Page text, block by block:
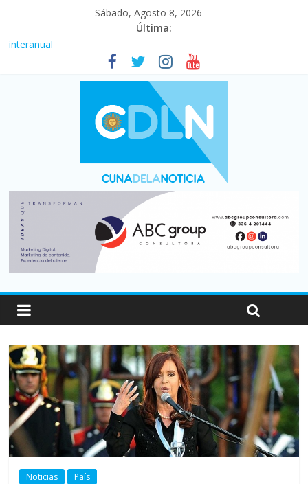
Sábado, Agosto 8, 2026
Última:
Fuerte caída de la venta de autos usados en julio: bajó un 12,6%
Central venció 1 a 0 al River de Coudet en el Monumental
La morosidad alcanzó su nivel más alto en dos décadas y ya
afecta a 400 mil deudores en Santa Fe
Desde que asumió Milei cerraron 41.000 kioscos: el sector
denuncia crisis como en 2001
Vacaciones de invierno con más movimiento y consumo
turístico: 4,6 millones de personas viajaron por el país, un 5,9%
Noticias País